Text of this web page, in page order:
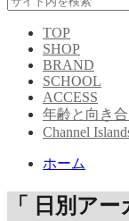
TOP
SHOP
BRAND
SCHOOL
ACCESS
年齢と向き
Channel
ホーム
「 日別アー